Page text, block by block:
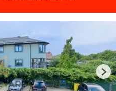
Next